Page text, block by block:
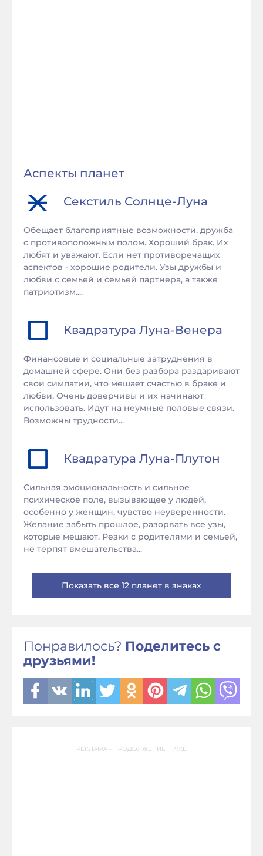
Аспекты планет
Секстиль Солнце-Луна
Обещает благоприятные возможности, дружба
с противоположным полом. Хороший брак. Их
любят и уважают. Если нет противоречащих
аспектов - хорошие родители. Узы дружбы и
любви с семьей и семьей партнера, а также
патриотизм....
Квадратура Луна-Венера
Финансовые и социальные затруднения в
домашней сфере. Они без разбора раздаривают
свои симпатии, что мешает счастью в браке и
любви. Очень доверчивы и их начинают
использовать. Идут на неумные половые связи.
Возможны трудности...
Квадратура Луна-Плутон
Сильная эмоциональность и сильное
психическое поле, вызывающее у людей,
особенно у женщин, чувство неуверенности.
Желание забыть прошлое, разорвать все узы,
которые мешают. Резки с родителями и семьей,
не терпят вмешательства...
Показать все 12 планет в знаках
Понравилось? Поделитесь с
друзьями!
РЕКЛАМА - ПРОДОЛЖЕНИЕ НИЖЕ